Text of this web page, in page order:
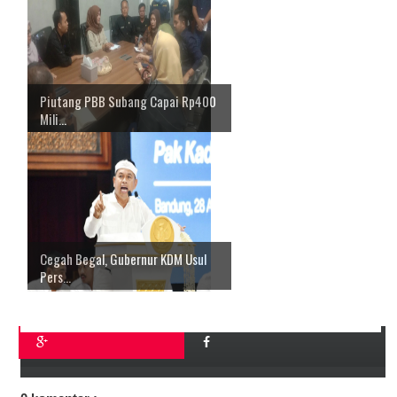
Piutang PBB Subang Capai Rp400
Mili...
Cegah Begal, Gubernur KDM Usul
Pers...